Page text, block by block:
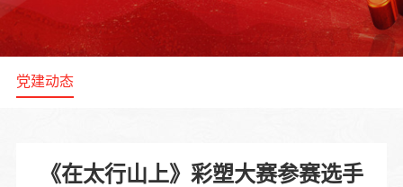
党建动态
《在太行山上》彩塑大赛参赛选手